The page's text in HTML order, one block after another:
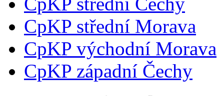
CpKP střední Morava
CpKP východní Morava
CpKP západní Čechy